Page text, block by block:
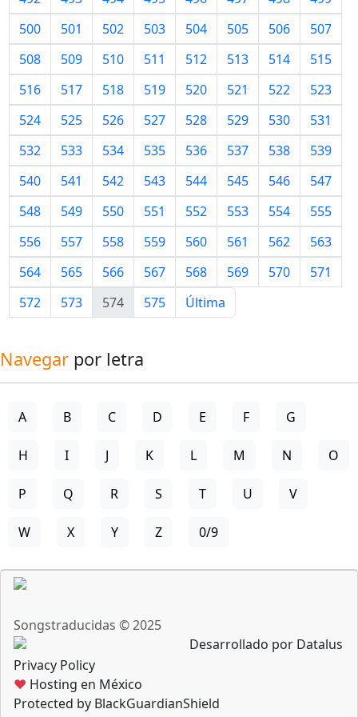
500
501 502 503 504 505 506
507
508
509 510 511 512 513 514
515
516
517 518 519 520 521 522
523
524
525 526 527 528 529 530
531
532
533 534 535 536 537 538
539
540
541 542 543 544 545 546
547
548
549 550 551 552 553 554
555
556
557 558 559 560 561 562
563
564
565 566 567 568 569 570
571
572
573 574 575 Última
Navegar por letra
A B C D E F G
H I J K L M N O
P Q R S T U V
W X Y Z 0/9
Songstraducidas © 2025
Desarrollado por Datalus
Privacy Policy
♥ Hosting en México
Protected by BlackGuardianShield